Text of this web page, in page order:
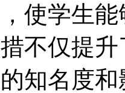
使学生
不仅提
知名度